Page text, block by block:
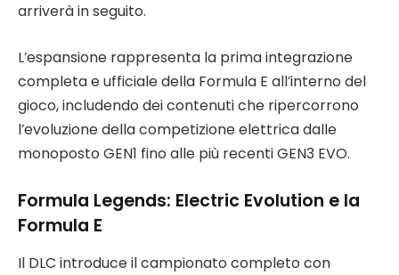
arriverà in seguito.
L’espansione rappresenta la prima integrazione
completa e ufficiale della Formula E all’interno del
gioco, includendo dei contenuti che ripercorrono
l’evoluzione della competizione elettrica dalle
monoposto GEN1 fino alle più recenti GEN3 EVO.
Formula Legends: Electric Evolution e la
Formula E
Il DLC introduce il campionato completo con